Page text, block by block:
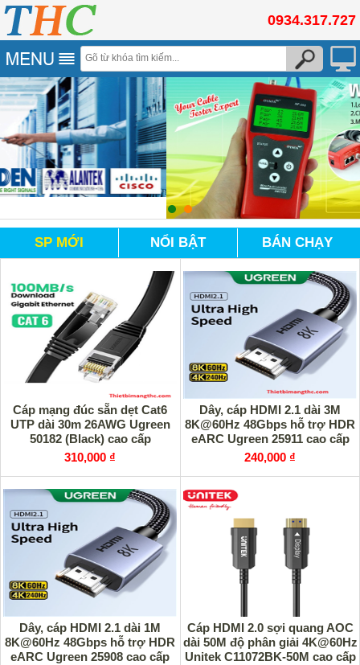
0934.317.727
SP MỚI NỔI BẬT BÁN CHẠY
Cáp mạng đúc sẵn dẹt Cat6
UTP dài 30m 26AWG Ugreen
50182 (Black) cao cấp
310,000 ₫
Dây, cáp HDMI 2.1 dài 3M
8K@60Hz 48Gbps hỗ trợ HDR
eARC Ugreen 25911 cao cấp
240,000 ₫
Dây, cáp HDMI 2.1 dài 1M
8K@60Hz 48Gbps hỗ trợ HDR
eARC Ugreen 25908 cao cấp
Cáp HDMI 2.0 sợi quang AOC
dài 50M độ phân giải 4K@60Hz
Unitek C11072BK-50M cao cấp